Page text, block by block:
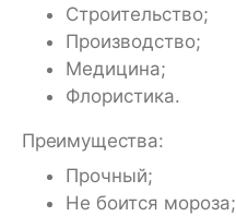
Строительство;
Производство;
Медицина;
Флористика.
Преимущества:
Прочный;
Не боится мороза;